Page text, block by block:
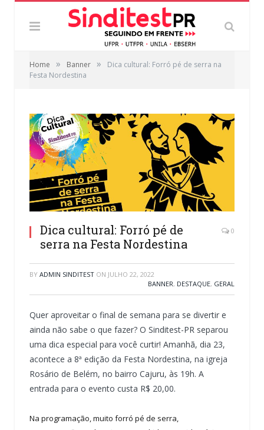
Home » Banner »
Dica cultural: Forró pé de serra na
Festa Nordestina
Dica cultural: Forró pé de
serra na Festa Nordestina
0
BY ADMIN SINDITEST ON JULHO 22, 2022
BANNER, DESTAQUE, GERAL
Quer aproveitar o final de semana para se divertir e
ainda não sabe o que fazer? O Sinditest-PR separou
uma dica especial para você curtir! Amanhã, dia 23,
acontece a 8ª edição da Festa Nordestina, na igreja
Rosário de Belém, no bairro Cajuru, às 19h. A
entrada para o evento custa R$ 20,00.
Na programação, muito forró pé de serra,